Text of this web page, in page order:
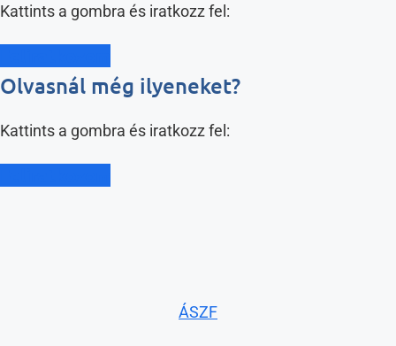
Kattints a gombra és iratkozz fel:
Olvasnál még ilyeneket?
Kattints a gombra és iratkozz fel:
ÁSZF